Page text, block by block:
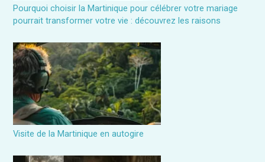
Pourquoi choisir la Martinique pour célébrer votre mariage
pourrait transformer votre vie : découvrez les raisons
Visite de la Martinique en autogire